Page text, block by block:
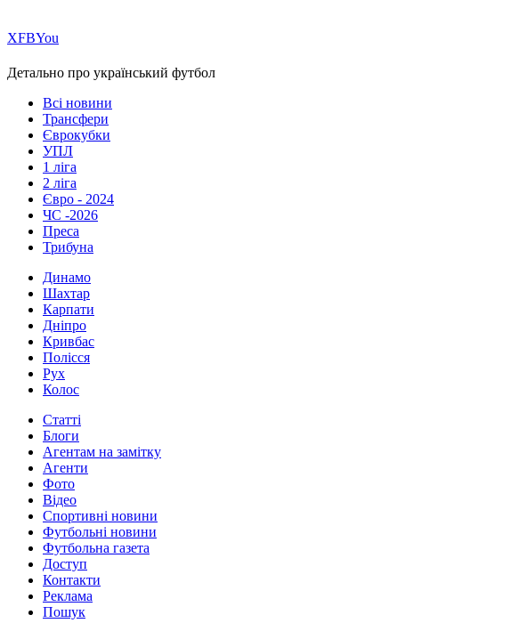
ХFBYou
Детально про український футбол
Всі новини
Трансфери
Єврокубки
УПЛ
1 ліга
2 ліга
Євро - 2024
ЧС -2026
Преса
Трибуна
Динамо
Шахтар
Карпати
Дніпро
Кривбас
Полісся
Рух
Колос
Статті
Блоги
Агентам на замітку
Агенти
Фото
Відео
Спортивні новини
Футбольні новини
Футбольна газета
Доступ
Контакти
Реклама
Пошук